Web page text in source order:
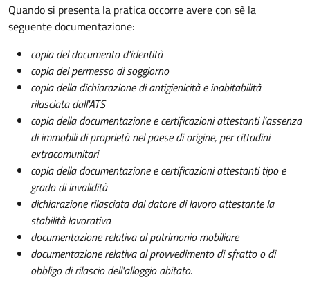
Quando si presenta la pratica occorre avere con sè la
seguente documentazione:
copia del documento d'identità
copia del permesso di soggiorno
copia della dichiarazione di antigienicità e inabitabilità
rilasciata dall'ATS
copia della documentazione e certificazioni attestanti l’assenza
di immobili di proprietà nel paese di origine, per cittadini
extracomunitari
copia della documentazione e certificazioni attestanti tipo e
grado di invalidità
dichiarazione rilasciata dal datore di lavoro attestante la
stabilità lavorativa
documentazione relativa al patrimonio mobiliare
documentazione relativa al provvedimento di sfratto o di
obbligo di rilascio dell'alloggio abitato.